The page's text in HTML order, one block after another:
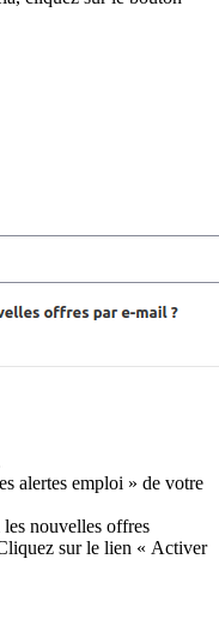
alertes emploi » de votre
nouvelles offres
sur le lien « Activer